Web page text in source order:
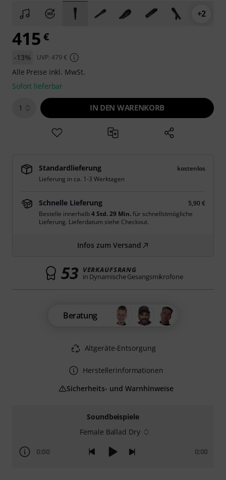
+2
Soundbeispiele
Female Ballad Dry
0:00 0:00
415 €
-13% UVP: 479 €
Alle Preise inkl. MwSt.
Sofort lieferbar
1 IN DEN WARENKORB
Standardlieferung
kostenlos
Lieferung in ca. 1-3 Werktagen
Schnelle Lieferung
5,90 €
Bestelle innerhalb4 Std. 28 Min.für schnellstmögliche
Lieferung. Lieferdatum siehe Checkout.
Infos zum Versand
53 VERKAUFSRANG
in Dynamische Gesangsmikrofone
Beratung
Altgeräte-Entsorgung
Herstellerinformationen
Sicherheits- und Warnhinweise